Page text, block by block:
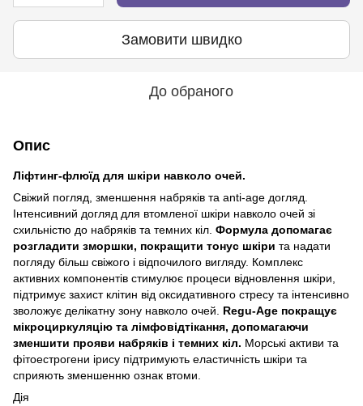
Замовити швидко
До обраного
Опис
Ліфтинг-флюїд для шкіри навколо очей.
Свіжий погляд, зменшення набряків та anti-age догляд.
Інтенсивний догляд для втомленої шкіри навколо очей зі
схильністю до набряків та темних кіл. Формула допомагає
розгладити зморшки, покращити тонус шкіри та надати
погляду більш свіжого і відпочилого вигляду. Комплекс
активних компонентів стимулює процеси відновлення шкіри,
підтримує захист клітин від оксидативного стресу та інтенсивно
зволожує делікатну зону навколо очей.
Regu-Age покращує
мікроциркуляцію та лімфовідтікання, допомагаючи
зменшити прояви набряків і темних кіл. Морські активи та
фітоестрогени ірису підтримують еластичність шкіри та
сприяють зменшенню ознак втоми.
Дія